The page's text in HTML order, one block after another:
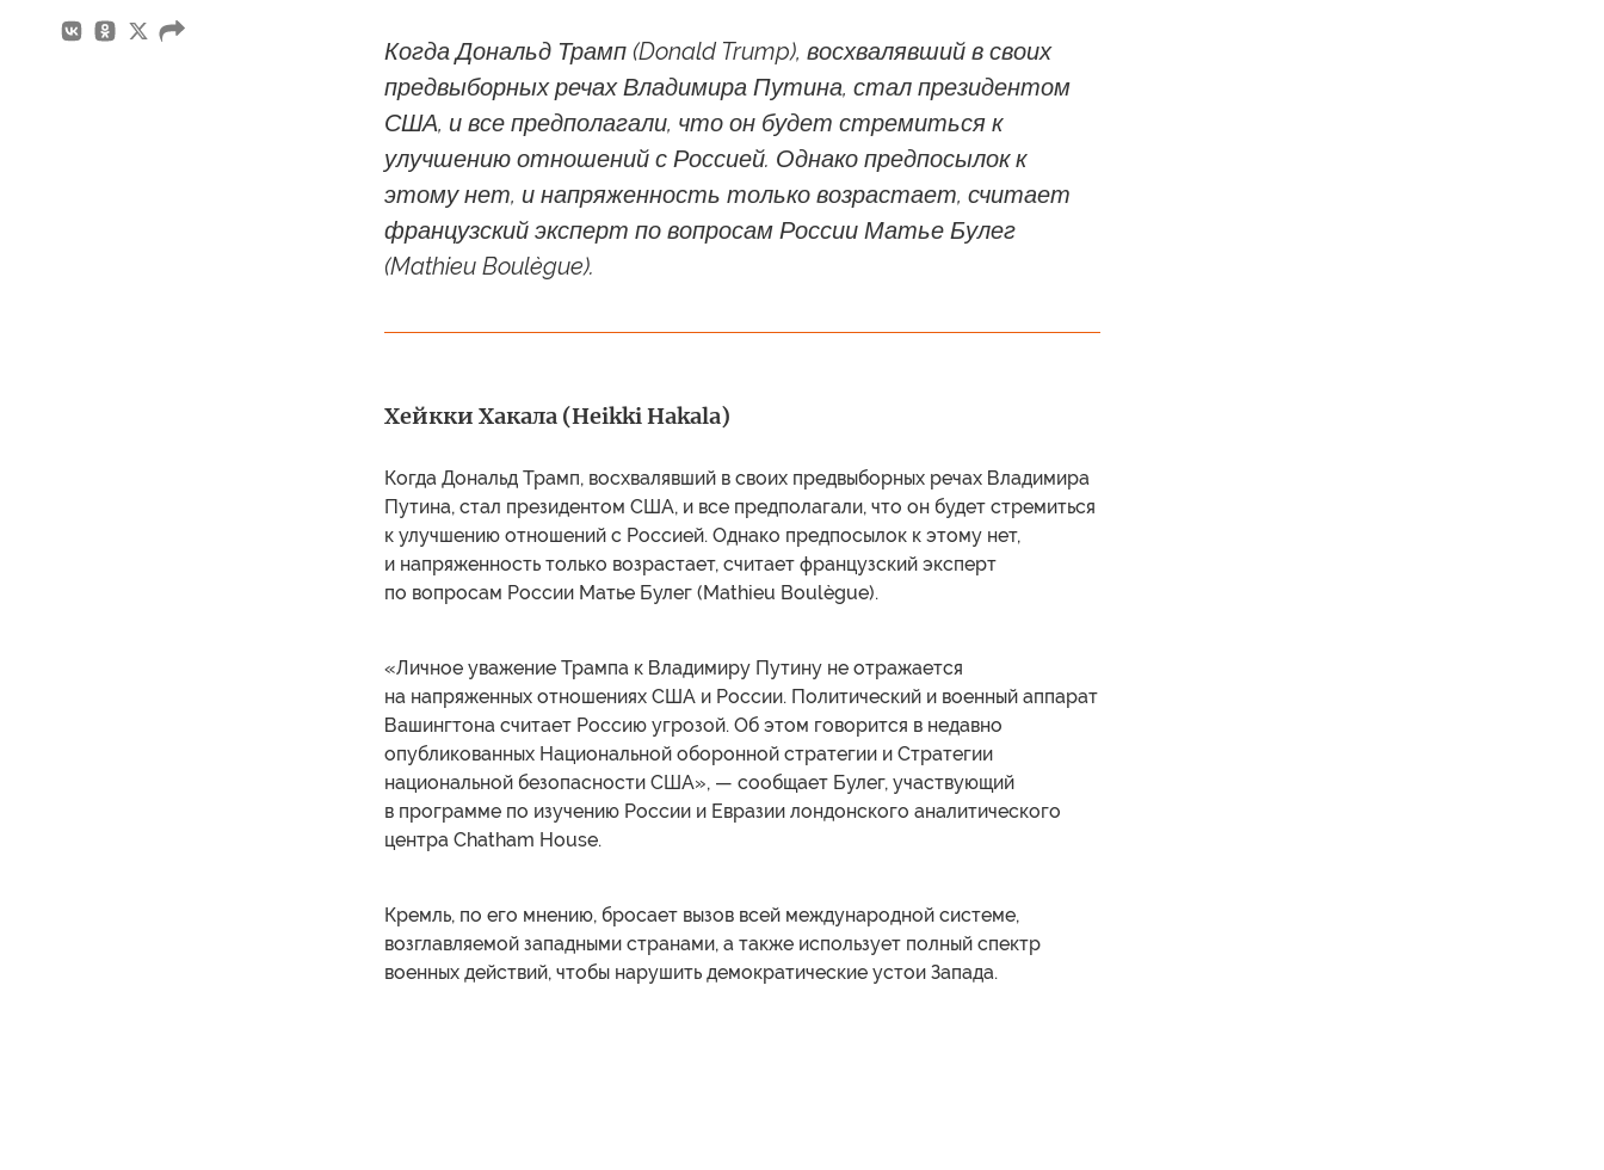
Когда Дональд Трамп (Donald Trump), восхвалявший в своих
предвыборных речах Владимира Путина, стал президентом
США, и все предполагали, что он будет стремиться к
улучшению отношений с Россией. Однако предпосылок к
этому нет, и напряженность только возрастает, считает
французский эксперт по вопросам России Матье Булег
(Mathieu Boulègue).
Хейкки Хакала (Heikki Hakala)
Когда Дональд Трамп, восхвалявший в своих предвыборных речах Владимира
Путина, стал президентом США, и все предполагали, что он будет стремиться
к улучшению отношений с Россией. Однако предпосылок к этому нет,
и напряженность только возрастает, считает французский эксперт
по вопросам России Матье Булег (Mathieu Boulègue).
«Личное уважение Трампа к Владимиру Путину не отражается
на напряженных отношениях США и России. Политический и военный аппарат
Вашингтона считает Россию угрозой. Об этом говорится в недавно
опубликованных Национальной оборонной стратегии и Стратегии
национальной безопасности США», — сообщает Булег, участвующий
в программе по изучению России и Евразии лондонского аналитического
центра Chatham House.
Кремль, по его мнению, бросает вызов всей международной системе,
возглавляемой западными странами, а также использует полный спектр
военных действий, чтобы нарушить демократические устои Запада.